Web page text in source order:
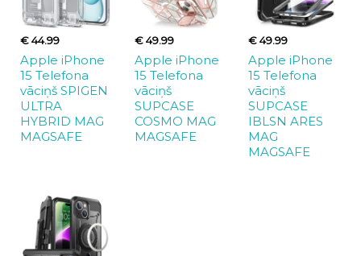
€ 44.99
Apple iPhone
15 Telefona
vāciņš SPIGEN
ULTRA
HYBRID MAG
MAGSAFE
€ 49.99
Apple iPhone
15 Telefona
vāciņš
SUPCASE
COSMO MAG
MAGSAFE
€ 49.99
Apple iPhone
15 Telefona
vāciņš
SUPCASE
IBLSN ARES
MAG
MAGSAFE